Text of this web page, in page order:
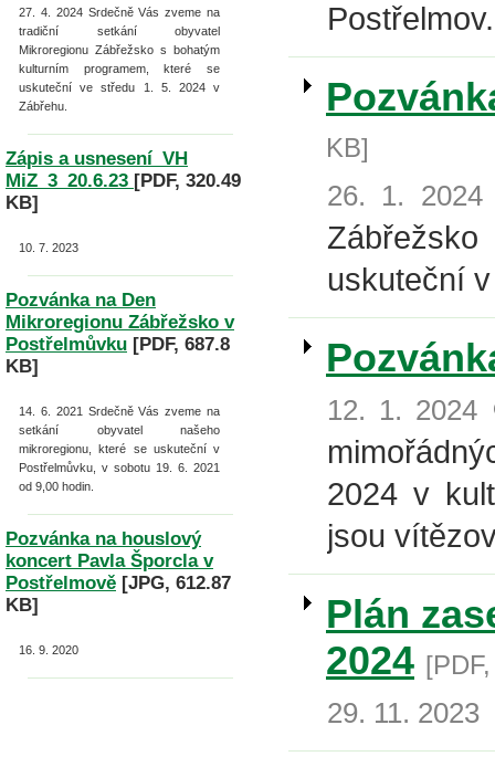
27. 4. 2024Srdečně Vás zveme na
tradiční setkání obyvatel
Mikroregionu Zábřežsko s bohatým
kulturním programem, které se
uskuteční ve středu 1. 5. 2024 v
Zábřehu.
Zápis a usnesení_VH
MiZ_3_20.6.23 [PDF, 320.49
KB]
10. 7. 2023
Pozvánka na Den
Mikroregionu Zábřežsko v
Postřelmůvku [PDF, 687.8
KB]
14. 6. 2021 Srdečně Vás zveme na
setkání obyvatel našeho
mikroregionu, které se uskuteční v
Postřelmůvku, v sobotu 19. 6. 2021
od 9,00 hodin.
Pozvánka na houslový
koncert Pavla Šporcla v
Postřelmově [JPG, 612.87
KB]
16. 9. 2020
Postřelmov.
KB]
26. 1. 2024
uskuteční
12. 1. 2024
2024 v
jsou
Plán
2024
29. 11. 2023